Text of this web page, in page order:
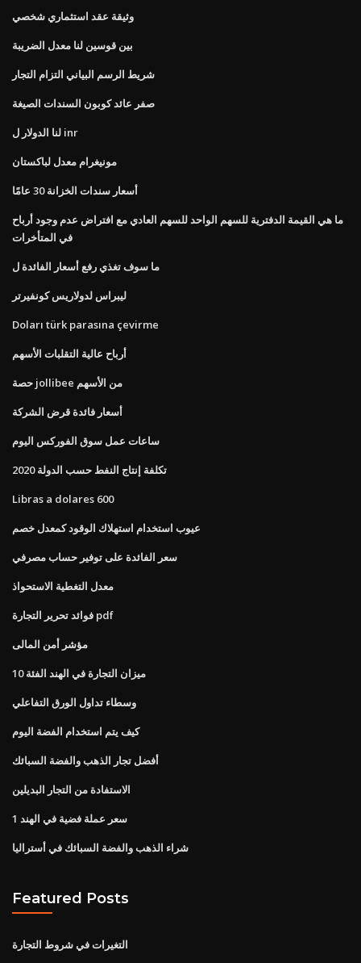
وثيقة عقد استثماري شخصي
بين قوسين لنا معدل الضريبة
شريط الرسم البياني التزام التجار
صفر عائد كوبون السندات الصيغة
لنا الدولار ل inr
مونيغرام معدل لباكستان
أسعار سندات الخزانة 30 عامًا
ما هي القيمة الدفترية للسهم الواحد للسهم العادي مع افتراض عدم وجود أرباح
في المتأخرات
ما سوف تغذي رفع أسعار الفائدة ل
ليبراس لدولاريس كونفيرتر
Doları türk parasına çevirme
أرباح عالية التقلبات الأسهم
حصة jollibee من الأسهم
أسعار فائدة قرض الشركة
ساعات عمل سوق الفوركس اليوم
تكلفة إنتاج النفط حسب الدولة 2020
Libras a dolares 600
عيوب استخدام استهلاك الوقود كمعدل خصم
سعر الفائدة على توفير حساب مصرفي
معدل التغطية الاستحواذ
فوائد تحرير التجارة pdf
مؤشر أمن المالى
ميزان التجارة في الهند الفئة 10
وسطاء تداول الورق التفاعلي
كيف يتم استخدام الفضة اليوم
أفضل تجار الذهب والفضة السبائك
الاستفادة من التجار البديلين
1 سعر عملة فضية في الهند
شراء الذهب والفضة السبائك في أستراليا
Featured Posts
التغيرات في شروط التجارة